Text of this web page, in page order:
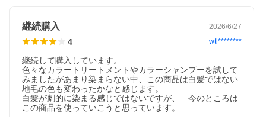
継続購入 2026/6/27
4 wtl********
継続して購入しています。
色々なカラートリートメントやカラーシャンプーを試して
みましたがあまり染まらない中、この商品は白髪ではない
地毛の色も変わったかなと感じます。
白髪が劇的に染まる感じではないですが、　今のところは
この商品を使っていこうと思っています。